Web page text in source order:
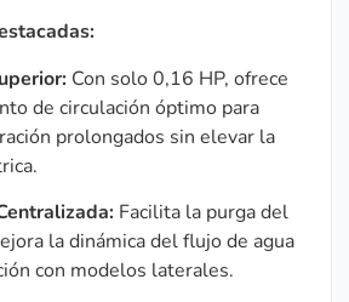
Con solo 0,16 HP, ofrece
de circulación óptimo para
prolongados sin elevar la
Facilita la purga del
la dinámica del flujo de agua
con modelos laterales.